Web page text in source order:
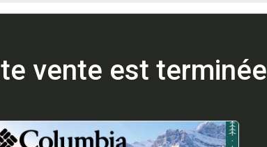
vente est terminée